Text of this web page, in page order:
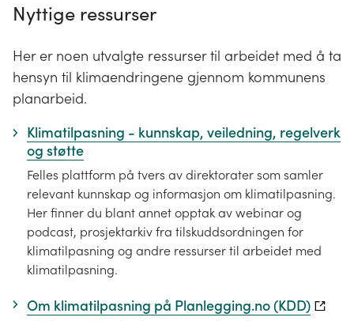
nasjonal
arealpolitikk
Nyttige ressurser
Her er noen utvalgte ressurser til arbeidet med å ta
hensyn til klimaendringene gjennom kommunens
planarbeid.
Klimatilpasning - kunnskap, veiledning, regelverk
og støtte
Felles plattform på tvers av direktorater som samler
relevant kunnskap og informasjon om klimatilpasning.
Her finner du blant annet opptak av webinar og
podcast, prosjektarkiv fra tilskuddsordningen for
klimatilpasning og andre ressurser til arbeidet med
klimatilpasning.
Om klimatilpasning på Planlegging.no (KDD)